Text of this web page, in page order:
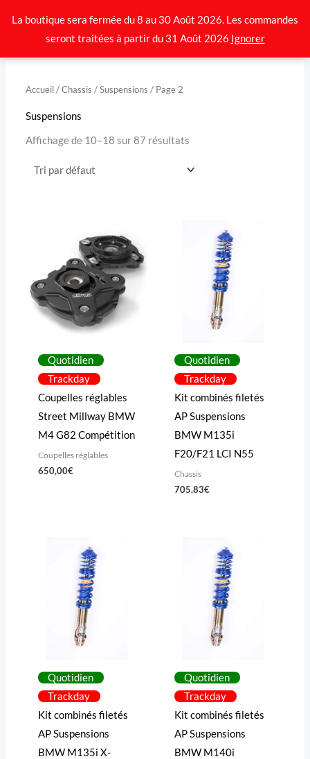
La boutique sera fermée du 8 au 30 Août 2026. Les commandes
seront traitées à partir du 31 Août 2026 Ignorer
Accueil/Chassis /Suspensions / Page 2
Suspensions
Affichage de 10–18 sur 87 résultats
Quotidien
Trackday
Coupelles réglables
Street Millway BMW
M4 G82 Compétition
Coupelles réglables
650,00€
Quotidien
Trackday
Kit combinés filetés
AP Suspensions
BMW M135i
F20/F21 LCI N55
Chassis
705,83€
Quotidien
Trackday
Kit combinés filetés
AP Suspensions
BMW M135i X-
Quotidien
Trackday
Kit combinés filetés
AP Suspensions
BMW M140i